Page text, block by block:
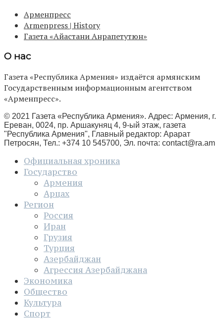
Арменпресс
Armenpress | History
Газета «Айастани Анрапетутюн»
О нас
Газета «Республика Армения» издаётся армянским
Государственным информационным агентством
«Арменпресс».
© 2021 Газета «Республика Армения». Адрес: Армения, г.
Ереван, 0024, пр. Аршакуняц 4, 9-ый этаж, газета
"Республика Армения", Главный редактор: Арарат
Петросян, Тел.: +374 10 545700, Эл. почта: contact@ra.am
Официальная хроника
Государство
Армения
Арцах
Регион
Россия
Иран
Грузия
Турция
Азербайджан
Агрессия Азербайджана
Экономика
Общество
Культура
Спорт